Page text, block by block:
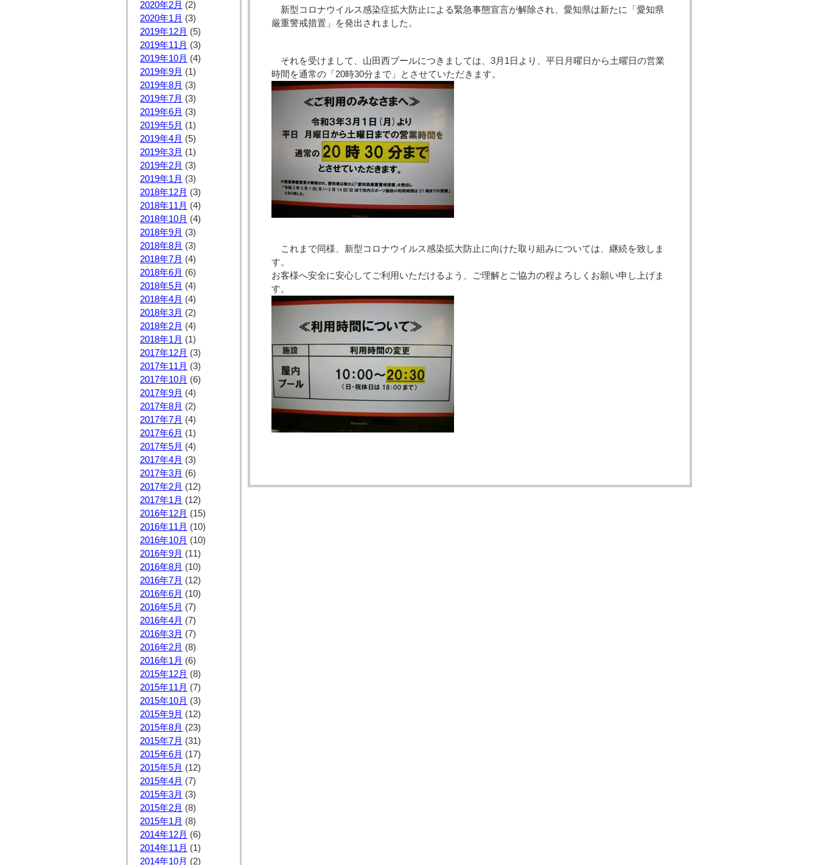
2020年2月 (2)
2020年1月 (3)
2019年12月 (5)
2019年11月 (3)
2019年10月 (4)
2019年9月 (1)
2019年8月 (3)
2019年7月 (3)
2019年6月 (3)
2019年5月 (1)
2019年4月 (5)
2019年3月 (1)
2019年2月 (3)
2019年1月 (3)
2018年12月 (3)
2018年11月 (4)
2018年10月 (4)
2018年9月 (3)
2018年8月 (3)
2018年7月 (4)
2018年6月 (6)
2018年5月 (4)
2018年4月 (4)
2018年3月 (2)
2018年2月 (4)
2018年1月 (1)
2017年12月 (3)
2017年11月 (3)
2017年10月 (6)
2017年9月 (4)
2017年8月 (2)
2017年7月 (4)
2017年6月 (1)
2017年5月 (4)
2017年4月 (3)
2017年3月 (6)
2017年2月 (12)
2017年1月 (12)
2016年12月 (15)
2016年11月 (10)
2016年10月 (10)
2016年9月 (11)
2016年8月 (10)
2016年7月 (12)
2016年6月 (10)
2016年5月 (7)
2016年4月 (7)
2016年3月 (7)
2016年2月 (8)
2016年1月 (6)
2015年12月 (8)
2015年11月 (7)
2015年10月 (3)
2015年9月 (12)
2015年8月 (23)
2015年7月 (31)
2015年6月 (17)
2015年5月 (12)
2015年4月 (7)
2015年3月 (3)
2015年2月 (8)
2015年1月 (8)
2014年12月 (6)
2014年11月 (1)
2014年10月 (2)
新型コロナウイルス感染症拡大防止による緊急事態宣言が解除され、愛知県は新たに「愛知県
厳重警戒措置」を発出されました。
それを受けまして、山田西プールにつきましては、3月1日より、平日月曜日から土曜日の営業
時間を通常の「20時30分まで」とさせていただきます。
これまで同様、新型コロナウイルス感染拡大防止に向けた取り組みについては、継続を致しま
す。
お客様へ安全に安心してご利用いただけるよう、ご理解とご協力の程よろしくお願い申し上げま
す。